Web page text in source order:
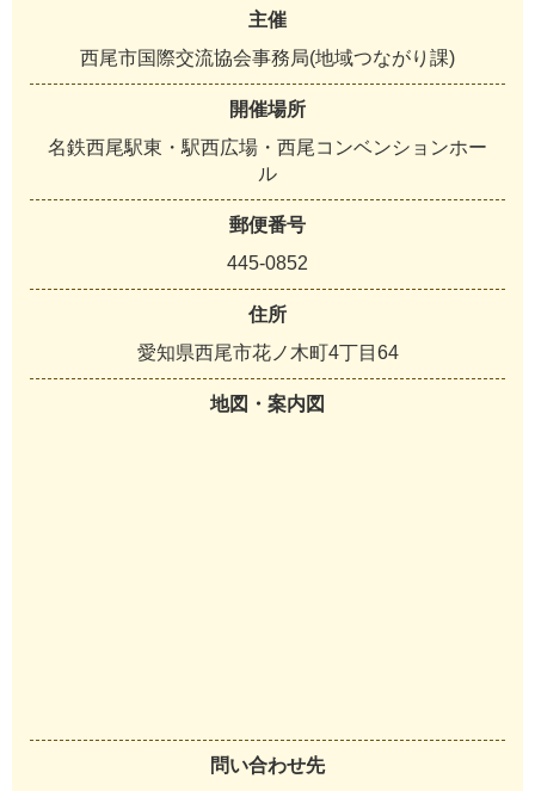
主催
西尾市国際交流協会事務局(地域つながり課)
開催場所
名鉄西尾駅東・駅西広場・西尾コンベンションホー
ル
郵便番号
445-0852
住所
愛知県西尾市花ノ木町4丁目64
地図・案内図
問い合わせ先